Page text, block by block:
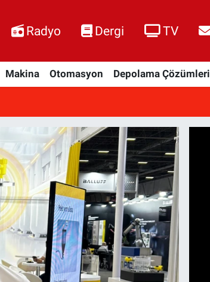
Radyo Dergi TV
Makina Otomasyon Depolama Çözümleri